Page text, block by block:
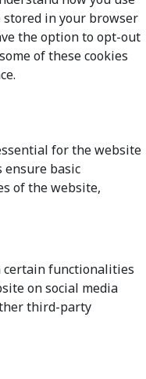
in your browser
the option to opt-out
of these cookies
for the website
ensure basic
of the website,
certain functionalities
on social media
third-party